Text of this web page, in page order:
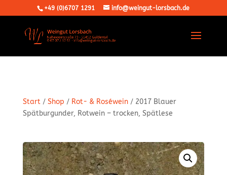
+49 (0)6707 1291 info@weingut-lorsbach.de
Start/ Shop / Rot- & Roséwein/ 2017 Blauer
Spätburgunder, Rotwein – trocken, Spätlese